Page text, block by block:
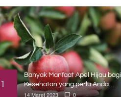
1
Banyak Manfaat Apel Hijau bagi
Kesehatan yang perlu Anda
ketahui
14 Maret 2023 0